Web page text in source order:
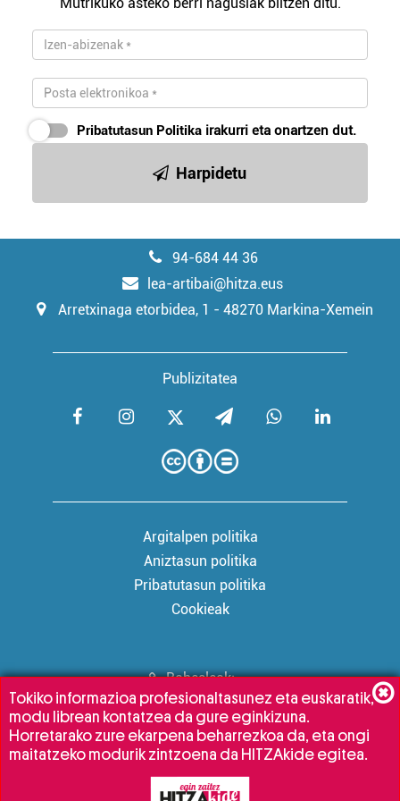
Pribatutasun Politika irakurri eta onartzen dut.
Harpidetu
94-684 44 36
lea-artibai@hitza.eus
Arretxinaga etorbidea, 1 - 48270 Markina-Xemein
Publizitatea
Argitalpen politika
Aniztasun politika
Pribatutasun politika
Cookieak
Babesleak:
Tokiko informazioa profesionaltasunez eta euskaratik,
modu librean kontatzea da gure eginkizuna.
Horretarako zure ekarpena beharrezkoa da, eta ongi
maitatzeko modurik zintzoena da HITZAkide egitea.